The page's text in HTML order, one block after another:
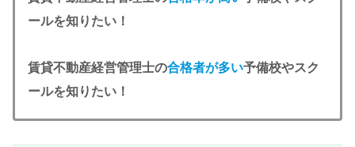
ールを知りたい！
賃貸不動産経営管理士の合格者が多い予備校やスク
ールを知りたい！